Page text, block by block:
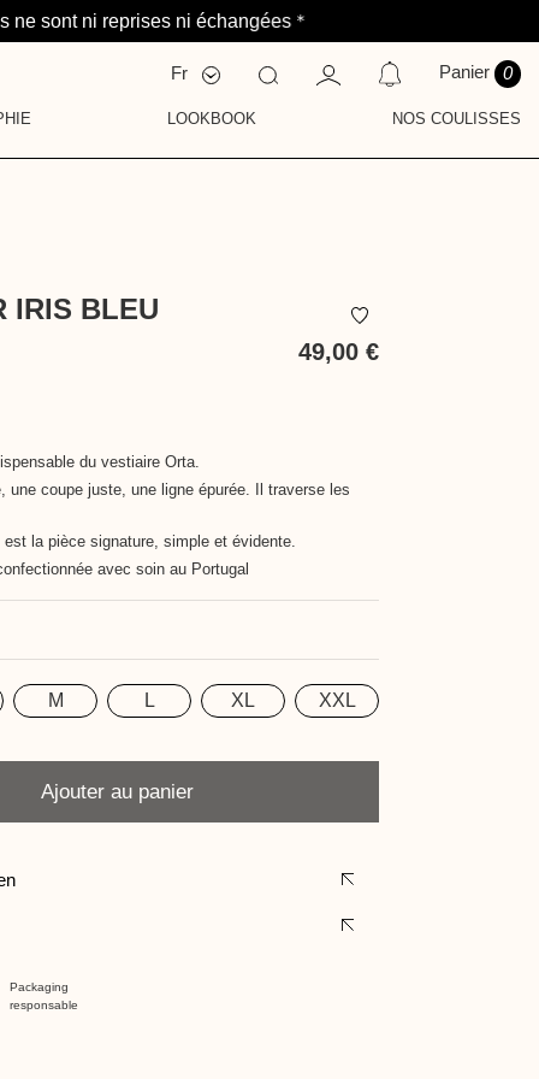
sont ni reprises ni échangées *
Fr
En
Panier 0
LOOKBOOK NOS COULISSES
IRIS BLEU
49,00 €
M L XL XXL
Ajouter au panier
du vestiaire Orta.
une coupe juste, une ligne épurée. Il traverse les
la pièce signature, simple et évidente.
avec soin au Portugal
Packaging
responsable